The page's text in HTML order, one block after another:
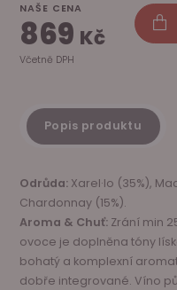
NAŠE CENA
869 Kč
Včetně DPH
Popis produktu
Odrůda: Xarel·lo (35%),
Chardonnay (15%).
Aroma & Chuť: Zrání min
ovoce je doplněna tóny
bohatý a komplexní
dobře integrované. Víno